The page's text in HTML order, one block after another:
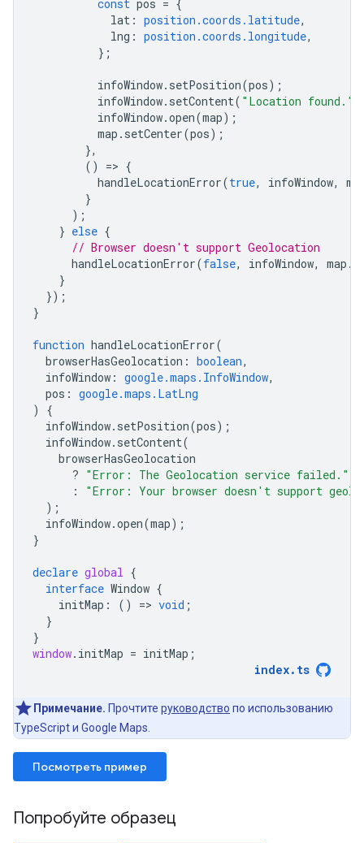
const pos = {
lat : position.coords.latitude,
lng : position.coords.longitude,
};
infoWindow. setPosition(pos);
infoWindow. setContent( "Location found."
infoWindow.open(map);
map . setCenter(pos);
},
()
=> {
handleLocationError(true, infoWindow,
}
);
} else {
// Browser doesn't support Geolocation
handleLocationError(false, infoWindow, map .
}
});
}
function handleLocationError(
browserHasGeolocation : boolean,
infoWindow : google.maps.InfoWindow,
pos : google.maps.LatLng
)
{
infoWindow. setPosition(pos);
infoWindow. setContent(
browserHasGeolocation
? "Error: The Geolocation service failed."
:
"Error: Your browser doesn't support
);
infoWindow.open(map);
}
declare global {
interface Window {
initMap : () => void ;
}
}
window. initMap = initMap ;
index. ts
Примечание. Прочтите руководство по использованию
TypeScript и Google Maps.
Посмотреть пример
Попробуйте образец